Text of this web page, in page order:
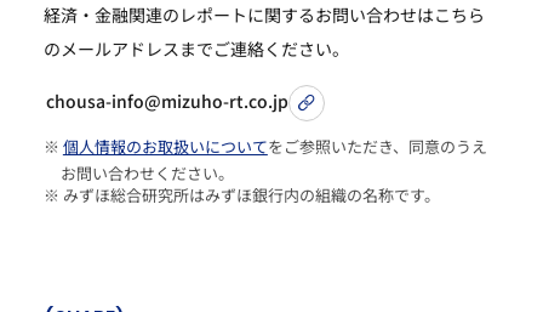
経済・金融関連のレポートに関するお問い合わせはこちら
のメールアドレスまでご連絡ください。
chousa-info@mizuho-rt.co.jp
※ 個人情報のお取扱いについてをご参照いただき、同意のうえ
お問い合わせください。
※ みずほ総合研究所はみずほ銀行内の組織の名称です。